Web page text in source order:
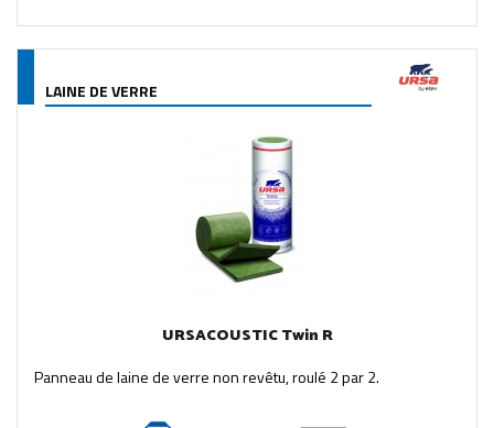
LAINE DE VERRE
URSACOUSTIC Twin R
Panneau de laine de verre non revêtu, roulé 2 par 2.